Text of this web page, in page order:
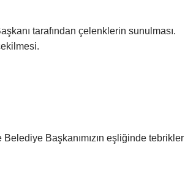
tarafından çelenklerin sunulması.
Başkanımızın eşliğinde tebrikler